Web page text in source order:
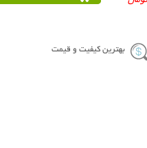
بهترین کیفیت و قیمت